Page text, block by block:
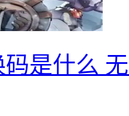
是什么